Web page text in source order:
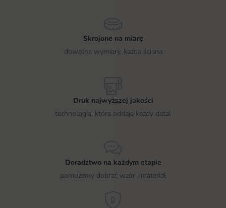
Skrojone na miarę
dowolne wymiary, każda ściana
Druk najwyższej jakości
technologia, która oddaje każdy detal
Doradztwo na każdym etapie
pomożemy dobrać wzór i materiał